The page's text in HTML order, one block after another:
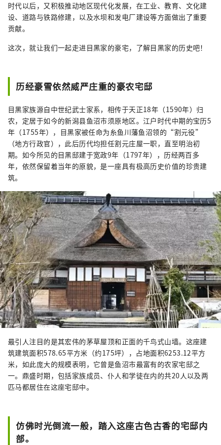
时代以后，又积极推动地区现代化发展，在工业、教育、文化建
设、道路与铁路修建，以及水坝和发电厂建设等方面做出了重要
贡献。
这次，就让我们一起走进目黑家的豪宅，了解目黑家的历史吧！
历经豪雪依然威严庄重的豪农宅邸
目黑家族源自中世纪武士家系，相传于天正18年（1590年）归
农，定居于如今的新潟县鱼沼市须原地区。江户时代中期的宝历5
年（1755年），目黑家被任命为糸鱼川藩鱼沼领的“割元役”
（地方行政官），此后历代均担任割元庄屋一职，直至明治初
期。如今所见的目黑邸建于宽政9年（1797年），历经两百多
年，依然保留着当年的原貌，是一座具有极高历史价值的珍贵建
筑。
最引人注目的是其宏伟的茅草屋顶和正面的千鸟式山墙。这座建
筑建筑面积578.65平方米（约175坪），占地面积6253.12平方
米，如此庞大的规模表明，它曾是鱼沼市最富有的农家宅邸之
一。鼎盛时期，包括家族成员、仆人和学徒在内的共20人以及两
匹马都居住在这座宅邸中。
仿佛时光倒流一般，踏入这座古色古香的宅邸内
部。